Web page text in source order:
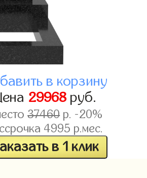
в корзину
29968 руб.
37460р. -20%
4995 р.мес.
в 1 клик